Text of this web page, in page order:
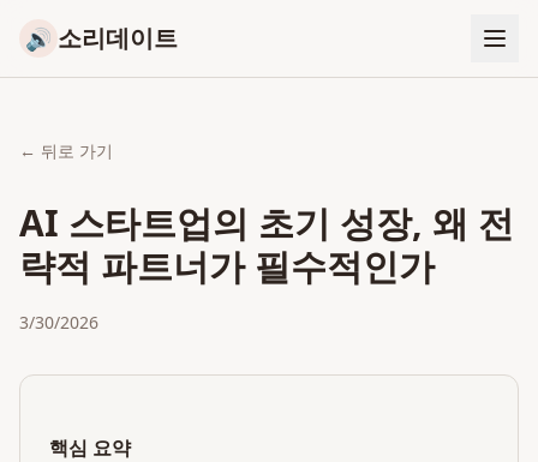
🔊 소리데이트
← 뒤로 가기
AI 스타트업의 초기 성장, 왜 전
략적 파트너가 필수적인가
3/30/2026
핵심 요약